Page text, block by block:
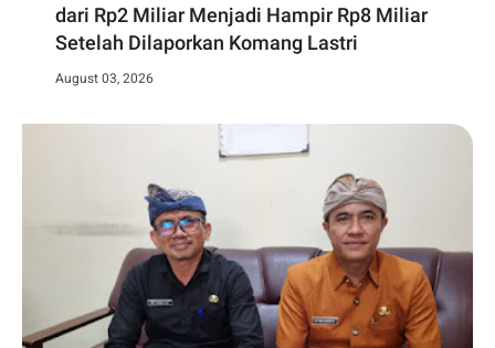
dari Rp2 Miliar Menjadi Hampir Rp8 Miliar
Setelah Dilaporkan Komang Lastri
August 03, 2026